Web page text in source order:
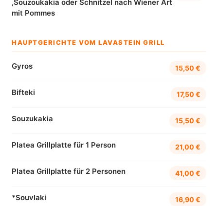
,Souzoukakia oder Schnitzel nach Wiener Art
mit Pommes
HAUPTGERICHTE VOM LAVASTEIN GRILL
Gyros 15,50 €
Bifteki 17,50 €
Souzukakia 15,50 €
Platea Grillplatte für 1 Person 21,00 €
Platea Grillplatte für 2 Personen 41,00 €
*Souvlaki 16,90 €